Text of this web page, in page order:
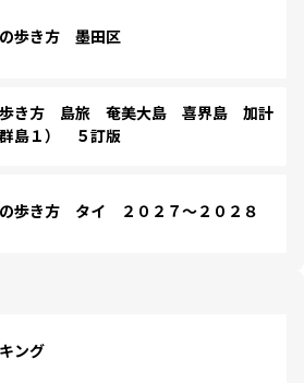
歩き方 墨田区
き方 島旅 奄美大島 喜界島 加計
島１） ５訂版
歩き方 タイ ２０２７～２０２８
ング